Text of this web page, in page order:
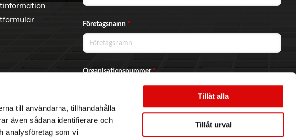
till användarna, tillhandahålla
även sådana identifierare och
analysföretag som vi
Tillåt alla
Tillåt urval
Företagsnamn *
Organisationsnummer*
Ja, jag vill prenumerera på nyhetsbrevet.